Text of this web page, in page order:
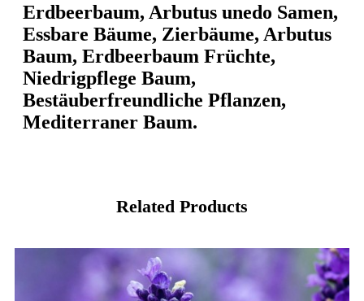
Erdbeerbaum, Arbutus unedo Samen,
Essbare Bäume, Zierbäume, Arbutus
Baum, Erdbeerbaum Früchte,
Niedrigpflege Baum,
Bestäuberfreundliche Pflanzen,
Mediterraner Baum.
Related Products